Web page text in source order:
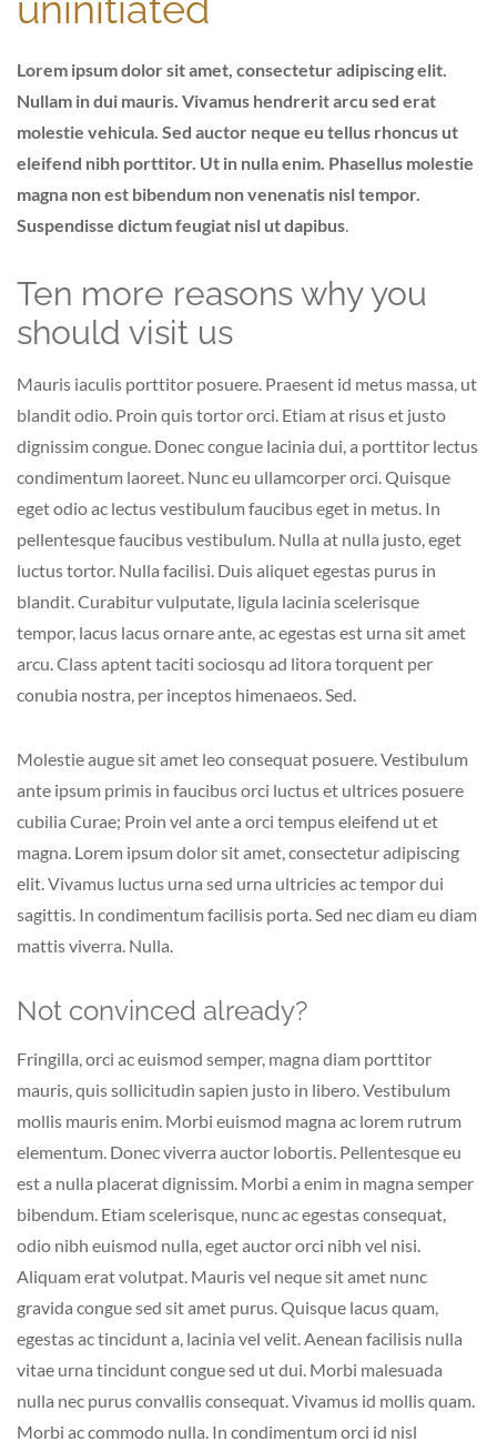
Lorem ipsum dolor sit amet, consectetur adipiscing elit.
Nullam in dui mauris. Vivamus hendrerit arcu sed erat
molestie vehicula. Sed auctor neque eu tellus rhoncus ut
eleifend nibh porttitor. Ut in nulla enim. Phasellus molestie
magna non est bibendum non venenatis nisl tempor.
Suspendisse dictum feugiat nisl ut dapibus.
Ten more reasons why you
should visit us
Mauris iaculis porttitor posuere. Praesent id metus massa, ut
blandit odio. Proin quis tortor orci. Etiam at risus et justo
dignissim congue. Donec congue lacinia dui, a porttitor lectus
condimentum laoreet. Nunc eu ullamcorper orci. Quisque
eget odio ac lectus vestibulum faucibus eget in metus. In
pellentesque faucibus vestibulum. Nulla at nulla justo, eget
luctus tortor. Nulla facilisi. Duis aliquet egestas purus in
blandit. Curabitur vulputate, ligula lacinia scelerisque
tempor, lacus lacus ornare ante, ac egestas est urna sit amet
arcu. Class aptent taciti sociosqu ad litora torquent per
conubia nostra, per inceptos himenaeos. Sed.
Molestie augue sit amet leo consequat posuere. Vestibulum
ante ipsum primis in faucibus orci luctus et ultrices posuere
cubilia Curae; Proin vel ante a orci tempus eleifend ut et
magna. Lorem ipsum dolor sit amet, consectetur adipiscing
elit. Vivamus luctus urna sed urna ultricies ac tempor dui
sagittis. In condimentum facilisis porta. Sed nec diam eu diam
mattis viverra. Nulla.
Not convinced already?
Fringilla, orci ac euismod semper, magna diam porttitor
mauris, quis sollicitudin sapien justo in libero. Vestibulum
mollis mauris enim. Morbi euismod magna ac lorem rutrum
elementum. Donec viverra auctor lobortis. Pellentesque eu
est a nulla placerat dignissim. Morbi a enim in magna semper
bibendum. Etiam scelerisque, nunc ac egestas consequat,
odio nibh euismod nulla, eget auctor orci nibh vel nisi.
Aliquam erat volutpat. Mauris vel neque sit amet nunc
gravida congue sed sit amet purus. Quisque lacus quam,
egestas ac tincidunt a, lacinia vel velit. Aenean facilisis nulla
vitae urna tincidunt congue sed ut dui. Morbi malesuada
nulla nec purus convallis consequat. Vivamus id mollis quam.
Morbi ac commodo nulla. In condimentum orci id nisl